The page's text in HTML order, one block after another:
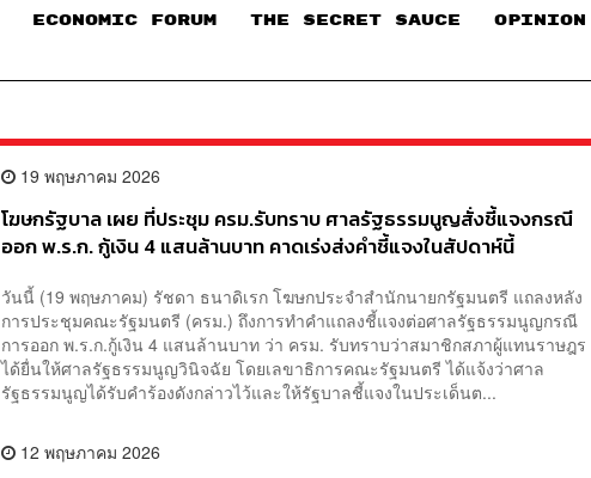
ECONOMIC FORUM THE SECRET SAUCE​ OPINION
19 พฤษภาคม 2026
โฆษกรัฐบาล​ เผย​ ที่ประชุม ครม.​รับทราบ​ ศาลรัฐธรรมนูญสั่งชี้แจงกรณี
ออก พ.ร.ก.​ กู้เงิน 4 แสนล้าน​บาท คาดเร่งส่งคำชี้แจงในสัปดาห์นี้
วันนี้ (19 พฤษภาคม) รัชดา​ ธ​นา​ดิเรก​ โฆษก​ประจำ​สำนักนายก​รัฐมนตรี​ แถลงหลัง
การประชุมคณะรัฐมนตรี (ครม.) ถึงการทำคำแถลงชี้แจงต่อศาลรัฐธรรมนูญกรณี
การออก พ.ร.ก.กู้เงิน 4 แสนล้านบาท​ ว่า ครม. รับทราบว่าสมาชิกสภาผู้แทนราษฎร
ได้ยื่นให้ศาลรัฐธรรมนูญวินิจฉัย โดยเลขาธิการคณะรัฐมนตรี ได้แจ้งว่าศาล
รัฐธรรมนูญได้รับคำร้องดังกล่าวไว้และให้รัฐบาลชี้แจงในประเด็นต...
12 พฤษภาคม 2026